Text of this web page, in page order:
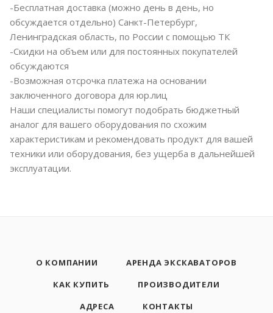
-Бесплатная доставка (можно день в день, но
обсуждается отдельно) Санкт-Петербург,
Ленинградская область, по России с помощью ТК
-Скидки на объем или для постоянных покупателей
обсуждаются
-Возможная отсрочка платежа на основании
заключенного договора для юр.лиц
Наши специалисты помогут подобрать бюджетный
аналог для вашего оборудования по схожим
характеристикам и рекомендовать продукт для вашей
техники или оборудования, без ущерба в дальнейшей
эксплуатации.
О КОМПАНИИ
АРЕНДА ЭКСКАВАТОРОВ
КАК КУПИТЬ
ПРОИЗВОДИТЕЛИ
АДРЕСА
КОНТАКТЫ